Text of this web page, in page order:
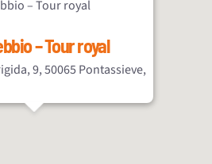
– Tour royal
9, 50065 Pontassieve,